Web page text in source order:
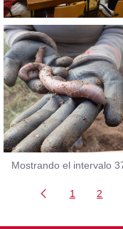
Mostrando el intervalo
Página
1 2